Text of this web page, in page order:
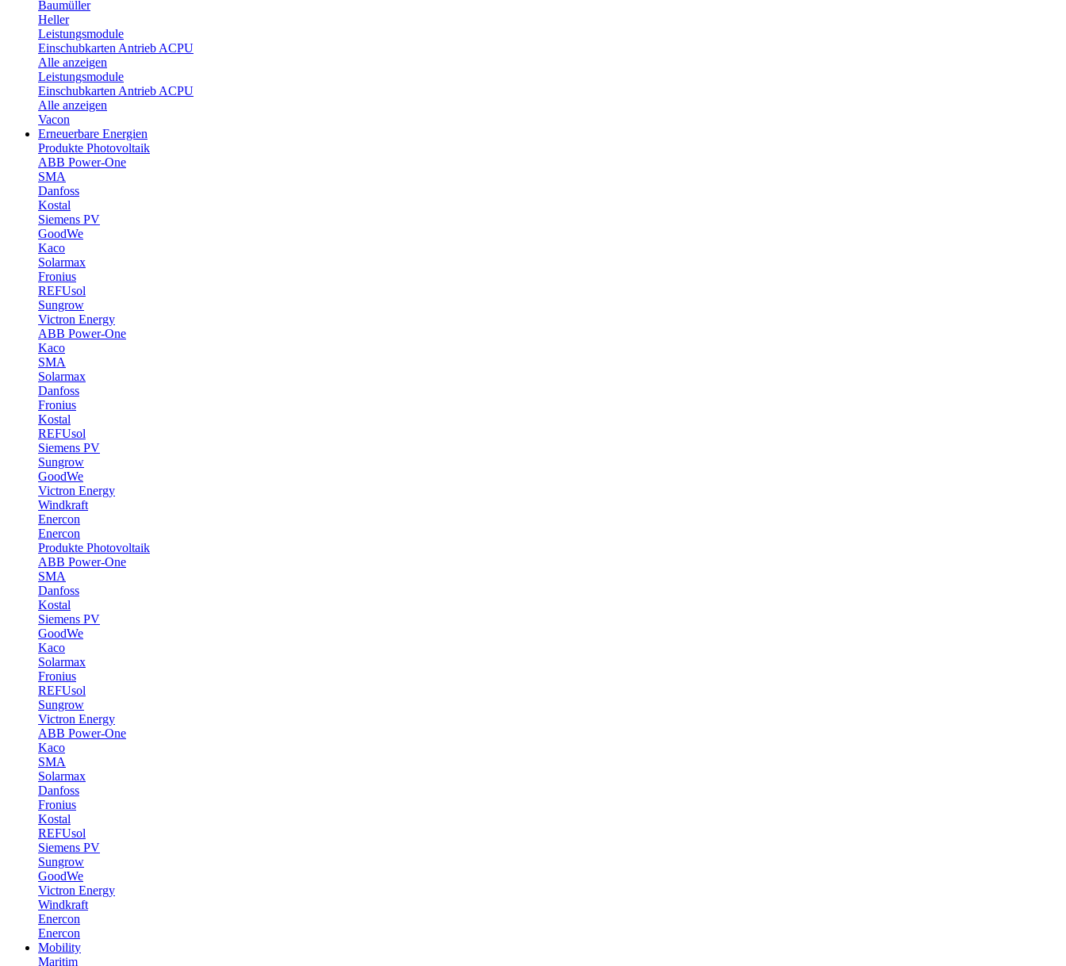
Baumüller
Heller
Leistungsmodule
Einschubkarten Antrieb ACPU
Alle anzeigen
Leistungsmodule
Einschubkarten Antrieb ACPU
Alle anzeigen
Vacon
Erneuerbare Energien
Produkte Photovoltaik
ABB Power-One
SMA
Danfoss
Kostal
Siemens PV
GoodWe
Kaco
Solarmax
Fronius
REFUsol
Sungrow
Victron Energy
ABB Power-One
Kaco
SMA
Solarmax
Danfoss
Fronius
Kostal
REFUsol
Siemens PV
Sungrow
GoodWe
Victron Energy
Windkraft
Enercon
Enercon
Produkte Photovoltaik
ABB Power-One
SMA
Danfoss
Kostal
Siemens PV
GoodWe
Kaco
Solarmax
Fronius
REFUsol
Sungrow
Victron Energy
ABB Power-One
Kaco
SMA
Solarmax
Danfoss
Fronius
Kostal
REFUsol
Siemens PV
Sungrow
GoodWe
Victron Energy
Windkraft
Enercon
Enercon
Mobility
Maritim